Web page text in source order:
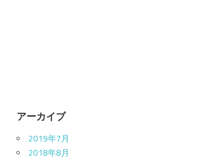
アーカイブ
2019年7月
2018年8月